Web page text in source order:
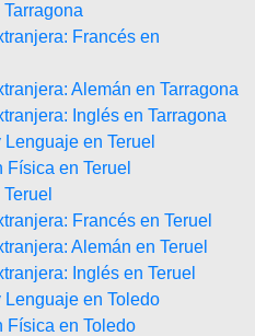
Francés en
Alemán en Tarragona
Inglés en Tarragona
en Teruel
en Teruel
Francés en Teruel
Alemán en Teruel
Inglés en Teruel
en Toledo
Física en Toledo